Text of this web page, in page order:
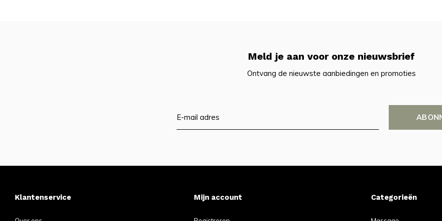
Meld je aan voor onze nieuwsbrief
Ontvang de nieuwste aanbiedingen en promoties
Klantenservice Mijn account Categorieën